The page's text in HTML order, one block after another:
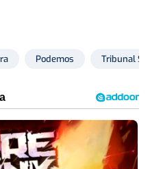
Podemos Tribunal